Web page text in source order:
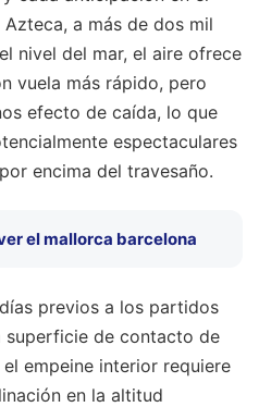
a más de dos mil
nivel del mar, el aire ofrece
vuela más rápido, pero
efecto de caída, lo que
espectaculares
encima del travesaño.
el mallorca barcelona
previos a los partidos
superficie de contacto de
empeine interior requiere
en la altitud